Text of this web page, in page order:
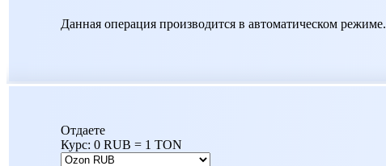
Данная операция производится в автоматическом режиме.
Отдаете
Курс: 0 RUB = 1 TON